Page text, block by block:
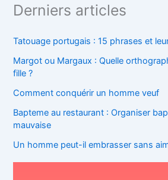
Derniers articles
Tatouage portugais : 15 phrases et
Margot ou Margaux : Quelle
fille ?
Comment conquérir un homme veuf
Bapteme au restaurant : Organiser
mauvaise
Un homme peut-il embrasser sans